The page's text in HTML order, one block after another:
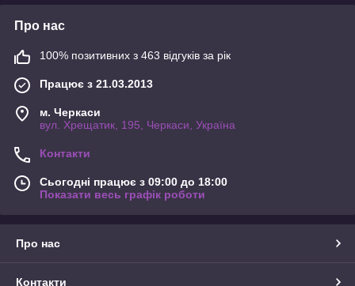
Про нас
100% позитивних з 463 відгуків за рік
Працює з 21.03.2013
м. Черкаси
вул. Хрещатик, 195, Черкаси, Україна
Контакти
Сьогодні працює з 09:00 до 18:00
Показати весь графік роботи
Про нас
Контакти